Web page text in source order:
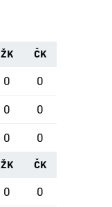
ŽK ČK
0 0
0 0
0 0
ŽK ČK
0 0